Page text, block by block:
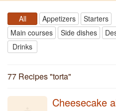
All Appetizers
Starters
Main courses
Side dishes
Drinks
77 Recipes "torta"
Cheesecake